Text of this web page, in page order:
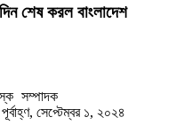
শেষ করল বাংলাদেশ
সম্পাদক
সেপ্টেম্বর ১, ২০২৪